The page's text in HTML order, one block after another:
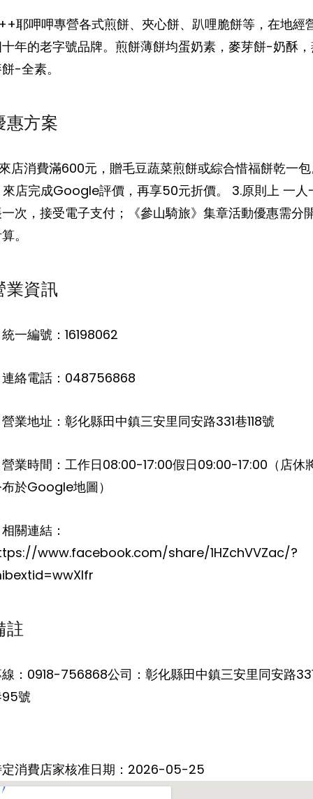
耶呷呷專營各式煎餅、夾心餅、趴哩脆餅等，在地經
年的老字號品牌。煎餅薄餅均蛋奶素，麥芽餅-奶酥
-全素。
惠方案
來店消費滿600元，贈毛豆蔬菜煎餅或綜合惜福餅乾一
來店完成Google評價，再享50元折價。 3.原則上 一人
次，接受電子支付；《參山騎旅》集章活動優惠需分
。
業資訊
一編號：16198062
絡電話：048756868
業地址：彰化縣田中鎮三安里同安路331巷118號
業時間：工作日08:00-17:00假日09:00-17:00（店休
於Google地圖）
關連結：
www.facebook.com/share/1HZchVVZac/?
註
：0918-756868公司：彰化縣田中鎮三安里同安路
號
消費店家核准日期：2026-05-25